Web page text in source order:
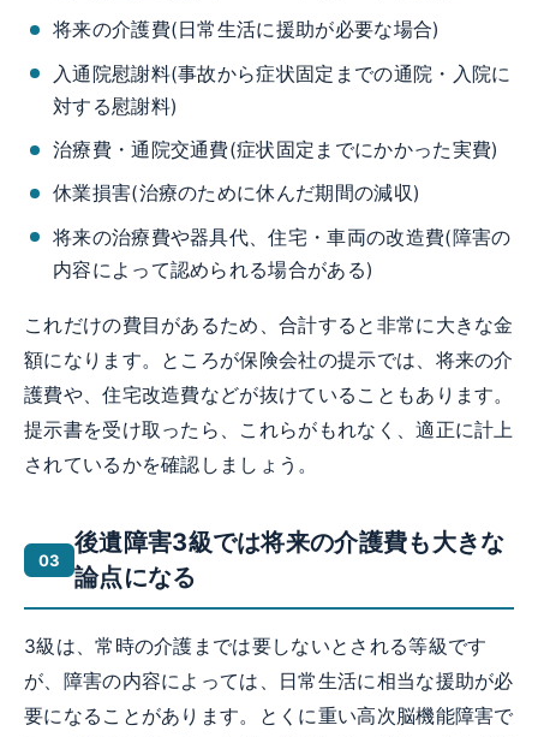
将来の介護費(日常生活に援助が必要な場合)
入通院慰謝料(事故から症状固定までの通院・入院に
対する慰謝料)
治療費・通院交通費(症状固定までにかかった実費)
休業損害(治療のために休んだ期間の減収)
将来の治療費や器具代、住宅・車両の改造費(障害の
内容によって認められる場合がある)
これだけの費目があるため、合計すると非常に大きな金
額になります。ところが保険会社の提示では、将来の介
護費や、住宅改造費などが抜けていることもあります。
提示書を受け取ったら、これらがもれなく、適正に計上
されているかを確認しましょう。
後遺障害3級では将来の介護費も大きな
論点になる
3級は、常時の介護までは要しないとされる等級です
が、障害の内容によっては、日常生活に相当な援助が必
要になることがあります。とくに重い高次脳機能障害で